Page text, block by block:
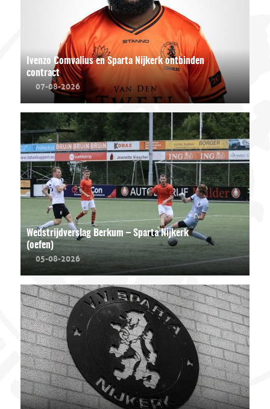
Ivenzo Comvalius en Sparta Nijkerk ontbinden
contract
07-08-2026
Wedstrijdverslag Berkum – Sparta Nijkerk
(oefen)
05-08-2026